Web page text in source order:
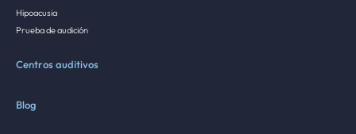
Hipoacusia
Prueba de audición
Centros auditivos
Blog